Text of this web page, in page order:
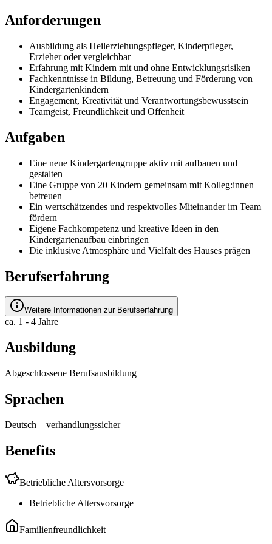
Anforderungen
Ausbildung als Heilerziehungspfleger, Kinderpfleger,
Erzieher oder vergleichbar
Erfahrung mit Kindern mit und ohne Entwicklungsrisiken
Fachkenntnisse in Bildung, Betreuung und Förderung von
Kindergartenkindern
Engagement, Kreativität und Verantwortungsbewusstsein
Teamgeist, Freundlichkeit und Offenheit
Aufgaben
Eine neue Kindergartengruppe aktiv mit aufbauen und
gestalten
Eine Gruppe von 20 Kindern gemeinsam mit Kolleg:innen
betreuen
Ein wertschätzendes und respektvolles Miteinander im Team
fördern
Eigene Fachkompetenz und kreative Ideen in den
Kindergartenaufbau einbringen
Die inklusive Atmosphäre und Vielfalt des Hauses prägen
Berufserfahrung
Weitere Informationen zur Berufserfahrung
ca. 1 - 4 Jahre
Ausbildung
Abgeschlossene Berufsausbildung
Sprachen
Deutsch – verhandlungssicher
Benefits
Betriebliche Altersvorsorge
Betriebliche Altersvorsorge
Familienfreundlichkeit